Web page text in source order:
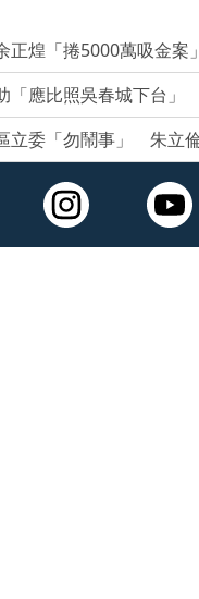
煌「捲5000萬吸金案
「應比照吳春城下台」
立委「勿鬧事」 朱立